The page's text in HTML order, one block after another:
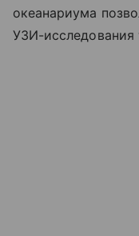
океанариума
УЗИ-исследования